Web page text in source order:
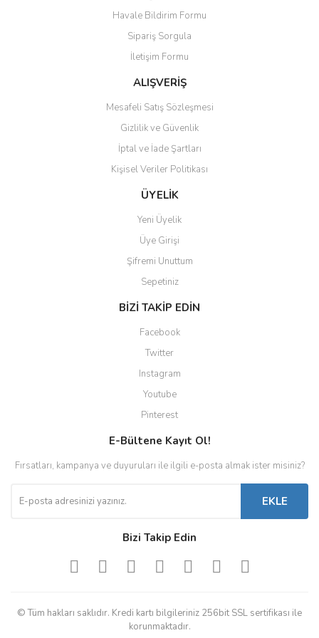
Ürün açıklamasında eksik bilgiler bulunuyor.
Ürün bilgilerinde hatalar bulunuyor.
Ürün fiyatı diğer sitelerden daha pahalı.
Bu ürüne benzer farklı alternatifler olmalı.
Gönder
Havale Bildirim Formu
Sipariş Sorgula
İletişim Formu
ALIŞVERİŞ
Mesafeli Satış Sözleşmesi
Gizlilik ve Güvenlik
İptal ve İade Şartları
Kişisel Veriler Politikası
ÜYELİK
Yeni Üyelik
Üye Girişi
Şifremi Unuttum
Sepetiniz
BİZİ TAKİP EDİN
Facebook
Twitter
Instagram
Youtube
Pinterest
E-Bültene Kayıt Ol!
Fırsatları, kampanya ve duyuruları ile ilgili e-posta almak ister misiniz?
EKLE
Bizi Takip Edin
© Tüm hakları saklıdır. Kredi kartı bilgileriniz 256bit SSL sertifikası ile
korunmaktadır.